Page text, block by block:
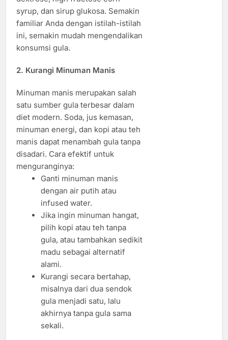
syrup, dan sirup glukosa. Semakin
familiar Anda dengan istilah-istilah
ini, semakin mudah mengendalikan
konsumsi gula.
2. Kurangi Minuman Manis
Minuman manis merupakan salah
satu sumber gula terbesar dalam
diet modern. Soda, jus kemasan,
minuman energi, dan kopi atau teh
manis dapat menambah gula tanpa
disadari. Cara efektif untuk
menguranginya:
Ganti minuman manis
dengan air putih atau
infused water.
Jika ingin minuman hangat,
pilih kopi atau teh tanpa
gula, atau tambahkan sedikit
madu sebagai alternatif
alami.
Kurangi secara bertahap,
misalnya dari dua sendok
gula menjadi satu, lalu
akhirnya tanpa gula sama
sekali.